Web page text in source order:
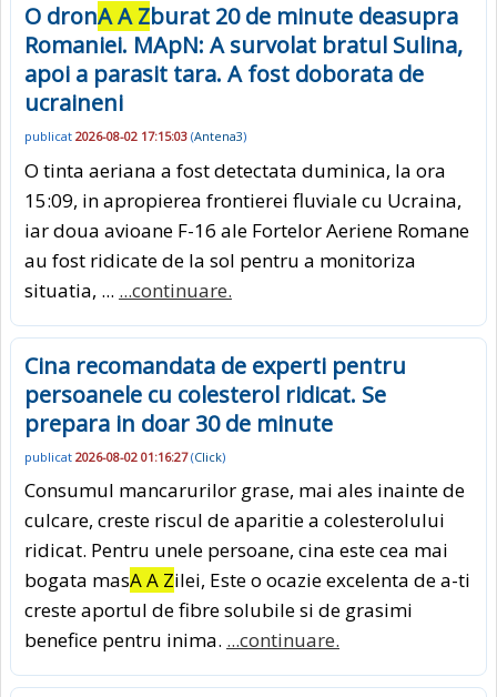
O dronA A Zburat 20 de minute deasupra
Romaniei. MApN: A survolat bratul Sulina,
apoi a parasit tara. A fost doborata de
ucraineni
publicat 2026-08-02 17:15:03 (Antena3)
O tinta aeriana a fost detectata duminica, la ora
15:09, in apropierea frontierei fluviale cu Ucraina,
iar doua avioane F-16 ale Fortelor Aeriene Romane
au fost ridicate de la sol pentru a monitoriza
situatia, ... ...continuare.
Cina recomandata de experti pentru
persoanele cu colesterol ridicat. Se
prepara in doar 30 de minute
publicat 2026-08-02 01:16:27(Click)
Consumul mancarurilor grase, mai ales inainte de
culcare, creste riscul de aparitie a colesterolului
ridicat. Pentru unele persoane, cina este cea mai
bogata masA A Zilei, Este o ocazie excelenta de a-ti
creste aportul de fibre solubile si de grasimi
benefice pentru inima. ...continuare.